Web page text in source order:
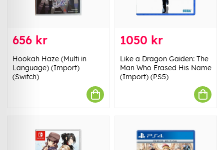
656 kr
Hookah Haze (Multi in
Language) (Import)
(Switch)
1050 kr
Like a Dragon Gaiden: The
Man Who Erased His Name
(Import) (PS5)